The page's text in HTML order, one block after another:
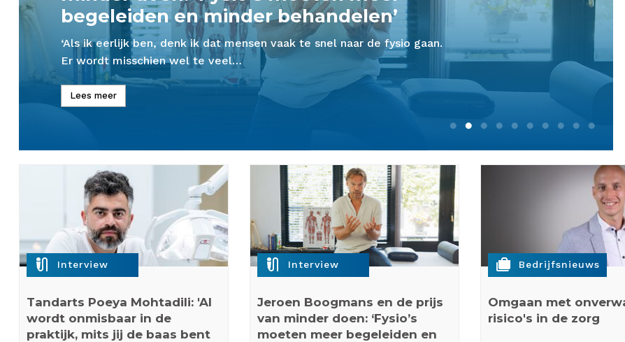
begeleiden en minder behandelen’
‘Als ik eerlijk ben, denk ik dat mensen vaak te snel naar de fysio gaan.
Er wordt misschien wel te veel…
Lees meer
mic_external_on Interview
Tandarts Poeya Mohtadili: 'AI
wordt onmisbaar in de
praktijk, mits jij de baas bent
mic_external_on Interview
Jeroen Boogmans en de prijs
van minder doen: ‘Fysio’s
moeten meer begeleiden en
cases Bedrijfsnieuws
Omgaan met
risico's in de zorg